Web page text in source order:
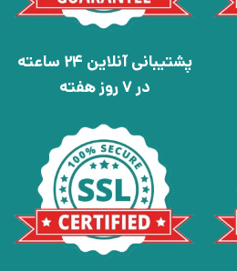
پشتیبانی آنلاین 24 ساعته
در 7 روز هفته